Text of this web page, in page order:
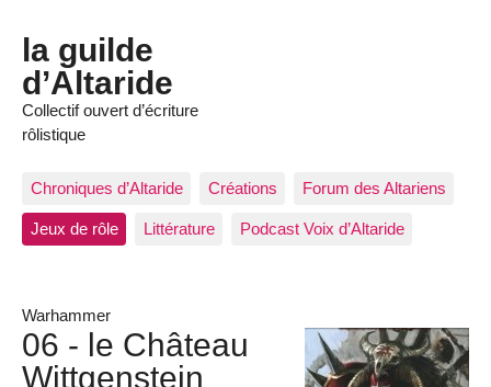
la guilde
d’Altaride
Collectif ouvert d’écriture
rôlistique
Chroniques d’Altaride Créations Forum des Altariens
Jeux de rôle Littérature Podcast Voix d’Altaride
Warhammer
06 - le Château
Wittgenstein